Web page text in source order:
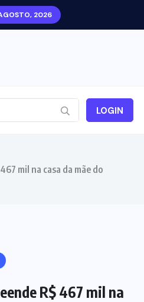
2026
LOGIN
mil na casa da mãe do
R$ 467 mil na